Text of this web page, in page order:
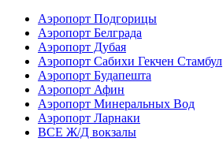
Аэропорт Подгорицы
Аэропорт Белграда
Аэропорт Дубая
Аэропорт Сабихи Гекчен Стамбул
Аэропорт Будапешта
Аэропорт Афин
Аэропорт Минеральных Вод
Аэропорт Ларнаки
ВСЕ Ж/Д вокзалы